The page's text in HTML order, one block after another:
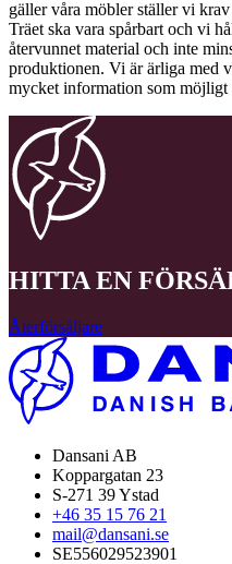
gäller våra möbler ställer vi
Träet ska vara spårbart och vi
återvunnet material och inte
produktionen. Vi är ärliga med
mycket information som
HITTA EN
Återförsäljare
Dansani AB
Koppargatan 23
S-271 39 Ystad
+46 35 15 76 21
mail@dansani.se
SE556029523901